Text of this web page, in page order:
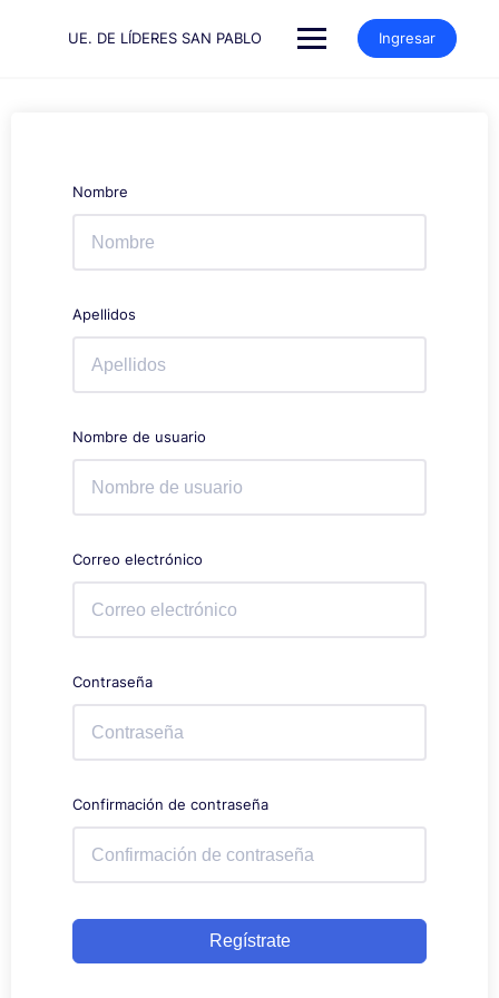
UE. DE LÍDERES SAN PABLO Ingresar
Nombre
Apellidos
Nombre de usuario
Correo electrónico
Contraseña
Confirmación de contraseña
Regístrate